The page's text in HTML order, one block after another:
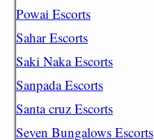
Powai Escorts
Sahar Escorts
Saki Naka Escorts
Sanpada Escorts
Santa cruz Escorts
Seven Bungalows Escorts